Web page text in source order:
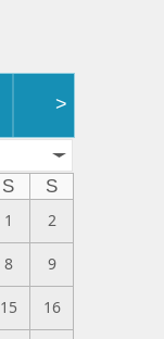
>
S
S
1
2
8 9
15 16